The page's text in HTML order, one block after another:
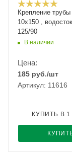
Крепление трубы
10x150 ,
125/90
В наличии
Цена:
185 руб./шт
Артикул: 11616
КУПИТЬ В 1